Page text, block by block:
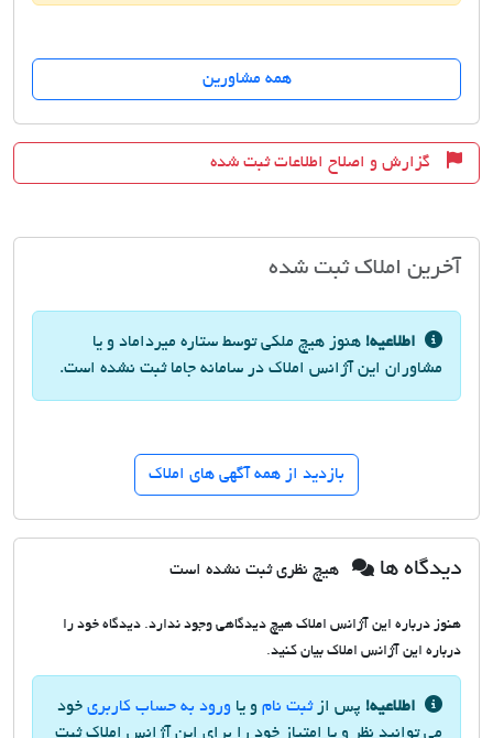
همه مشاورین
گزارش و اصلاح اطلاعات ثبت شده
آخرین املاک ثبت شده
اطلاعیه! هنوز هیچ ملکی توسط ستاره میرداماد و یا
مشاوران این آژانس املاک در سامانه جاما ثبت نشده است.
بازدید از همه آگهی های املاک
دیدگاه ها هیچ نظری ثبت نشده است
هنوز درباره این آژانس املاک هیچ دیدگاهی وجود ندارد. دیدگاه خود را
درباره این آژانس املاک بیان کنید.
اطلاعیه! پس ازثبت نام و یا ورود به حساب کاربری خود
می توانید نظر و یا امتیاز خود را برای این آژانس املاک ثبت